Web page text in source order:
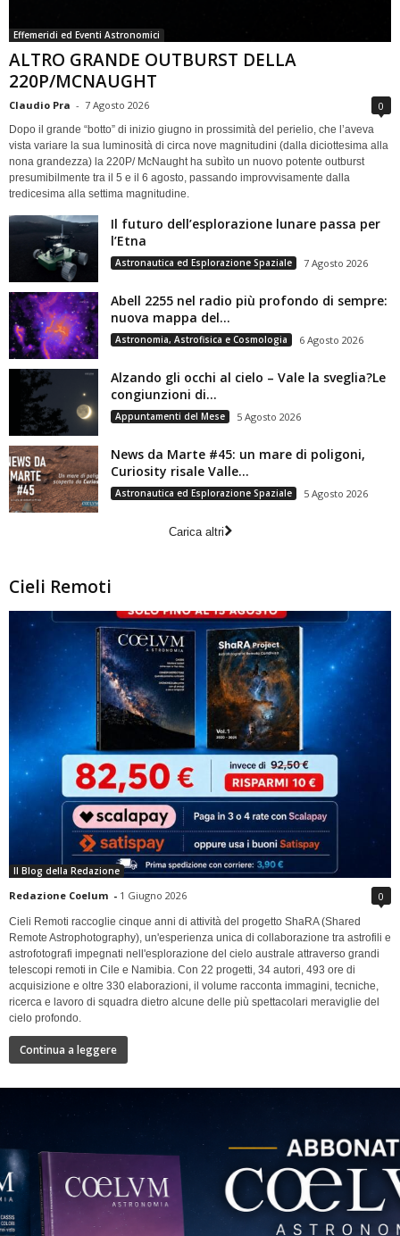
Effemeridi ed Eventi Astronomici
ALTRO GRANDE OUTBURST DELLA
220P/MCNAUGHT
Claudio Pra - 7 Agosto 2026 0
Dopo il grande “botto” di inizio giugno in prossimità del perielio, che l’aveva
vista variare la sua luminosità di circa nove magnitudini (dalla diciottesima alla
nona grandezza) la 220P/ McNaught ha subìto un nuovo potente outburst
presumibilmente tra il 5 e il 6 agosto, passando improvvisamente dalla
tredicesima alla settima magnitudine.
Il futuro dell’esplorazione lunare passa per
l’Etna
Astronautica ed Esplorazione Spaziale 7 Agosto 2026
Abell 2255 nel radio più profondo di sempre:
nuova mappa del...
Astronomia, Astrofisica e Cosmologia 6 Agosto 2026
Alzando gli occhi al cielo – Vale la sveglia?Le
congiunzioni di...
Appuntamenti del Mese 5 Agosto 2026
News da Marte #45: un mare di poligoni,
Curiosity risale Valle...
Astronautica ed Esplorazione Spaziale 5 Agosto 2026
Carica altri
Cieli Remoti
Il Blog della Redazione
Redazione Coelum - 1 Giugno 2026 0
Cieli Remoti raccoglie cinque anni di attività del progetto ShaRA (Shared
Remote Astrophotography), un'esperienza unica di collaborazione tra astrofili e
astrofotografi impegnati nell'esplorazione del cielo australe attraverso grandi
telescopi remoti in Cile e Namibia. Con 22 progetti, 34 autori, 493 ore di
acquisizione e oltre 330 elaborazioni, il volume racconta immagini, tecniche,
ricerca e lavoro di squadra dietro alcune delle più spettacolari meraviglie del
cielo profondo.
Continua a leggere